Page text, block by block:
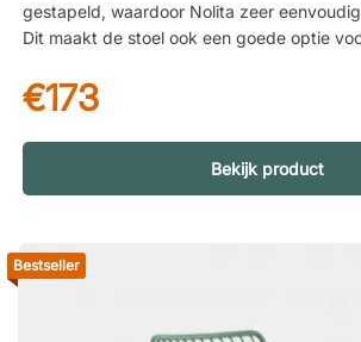
gestapeld, waardoor Nolita zeer
Dit maakt de stoel ook een goede optie
de behoefte aan zitplaatsen kan variëren.
gegalvaniseerd staal De Nolita-serie is
gegalvaniseerd staal met een
Dit geeft het meubel een sterke
en maakt het bestand tegen regen en vuil.
AZ100E Blue-BL500E Blue-BL300E Green-
gegalvaniseerd staal met een sierlijk
€173
Bekijk product
Bestseller